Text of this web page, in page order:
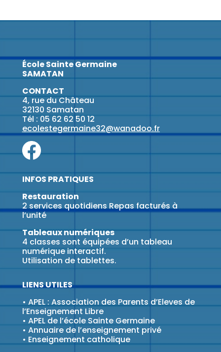
École Sainte Germaine
SAMATAN
CONTACT
4, rue du Château
32130 Samatan
Tél : 05 62 62 50 12
ecolestegermaine32@wanadoo.fr
INFOS PRATIQUES
Restauration
2 services quotidiens Repas facturés à
l’unité
Tableaux numériques
4 classes sont équipées d’un tableau
numérique interactif.
Utilisation de tablettes.
LIENS UTILES
• APEL : Association des Parents d’Eleves de
l’Enseignement Libre
• APEL de l’école Sainte Germaine
• Annuaire de l’enseignement privé
• Enseignement catholique